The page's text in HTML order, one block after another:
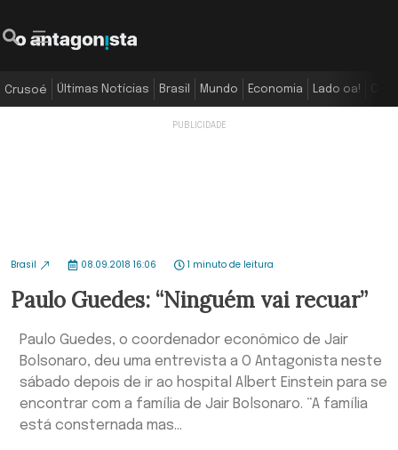
Crusoé Últimas Notícias Brasil Mundo Economia Lado oa!
Brasil 08.09.2018 16:06 1 minuto de leitura
Paulo Guedes: “Ninguém vai recuar”
Paulo Guedes, o coordenador econômico de Jair
Bolsonaro, deu uma entrevista a O Antagonista neste
sábado depois de ir ao hospital Albert Einstein para se
encontrar com a família de Jair Bolsonaro. “A família
está consternada mas...